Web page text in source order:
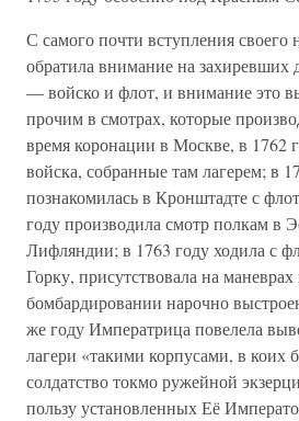
С самого почти вступления своего
обратила внимание на захиревших
— войско и флот, и внимание это
прочим в смотрах, которые
время коронации в Москве, в 1762
войска, собранные там лагерем; в
познакомилась в Кронштадте с
году производила смотр полкам в
Лифляндии; в 1763 году ходила с
Горку, присутствовала на
бомбардировании нарочно
же году Императрица повелела
лагери «такими корпусами, в
солдатство токмо ружейной
пользу установленных Её